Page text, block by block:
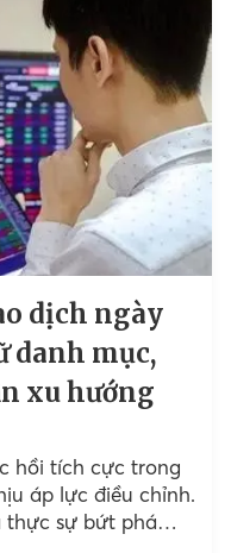
dịch ngày
danh mục,
xu hướng
hồi tích cực trong
áp lực điều chỉnh.
thực sự bứt phá